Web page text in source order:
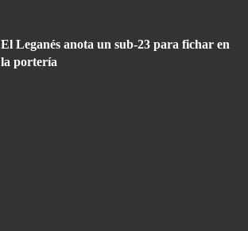
El Leganés anota un sub-23 para fichar en
la portería